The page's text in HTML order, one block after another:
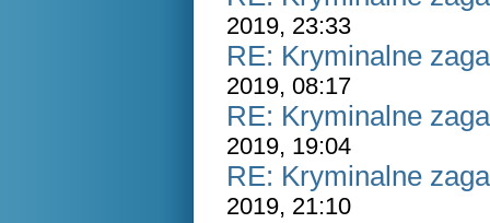
2019, 23:33
RE: Kryminalne
2019, 08:17
RE: Kryminalne
2019, 19:04
RE: Kryminalne
2019, 21:10